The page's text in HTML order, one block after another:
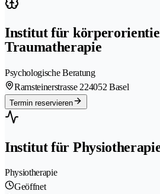
Institut für
Traumatherapie
Psychologische Beratung
Ramsteinerstrasse 224052 Basel
Termin reservieren
Institut für
Physiotherapie
Geöffnet